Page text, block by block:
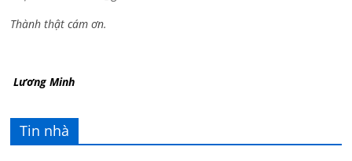
Thành thật cám ơn.
Lương Minh
Tin nhà